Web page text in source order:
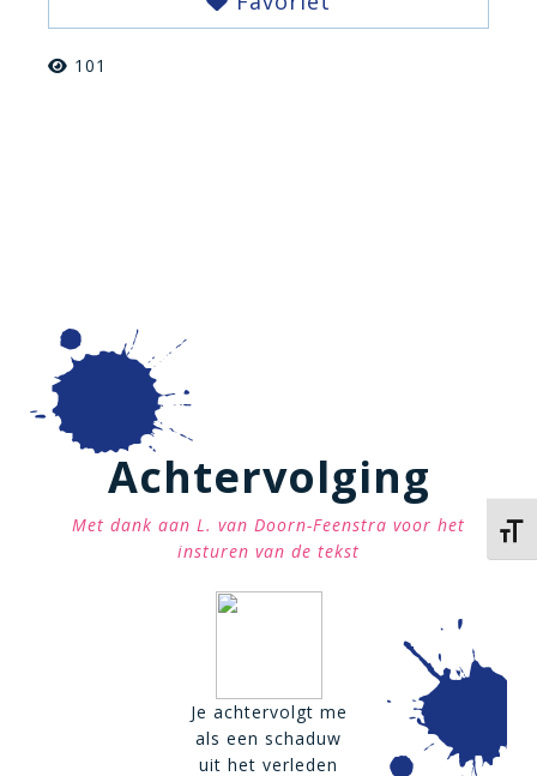
101
Achtervolging
Met dank aan L. van Doorn-Feenstra voor het
insturen van de tekst
Je achtervolgt me
als een schaduw
uit het verleden